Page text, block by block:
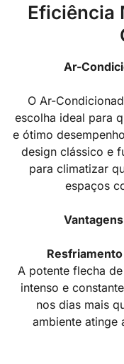
Eficiência
Ar-
O Ar-
escolha ideal para
e ótimo
design clássico e
para climatizar
espaços
A potente flecha
intenso e
nos dias mais
ambiente atinge